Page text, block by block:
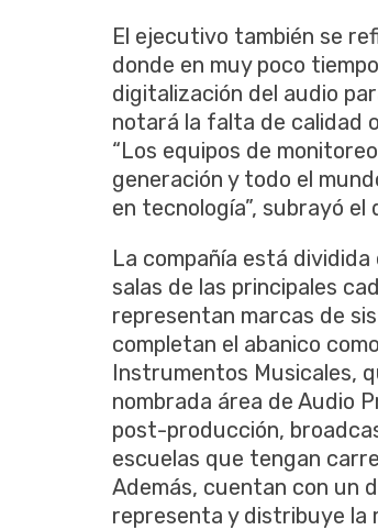
El ejecutivo también se
donde en muy poco
digitalización del audio
notará la falta de calidad
“Los equipos de
generación y todo el
en tecnología”, subrayó
La compañía está
salas de las principales
representan marcas de
completan el abanico
Instrumentos Musicales,
nombrada área de Audio
post-producción,
escuelas que tengan
Además, cuentan con un
representa y distribuye la